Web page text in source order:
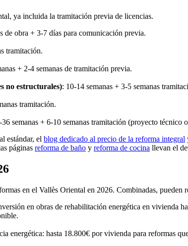
ya incluida la tramitación previa de licencias.
de obra + 3-7 días para comunicación previa.
tramitación.
+ 2-4 semanas de tramitación previa.
no estructurales): 10-14 semanas + 3-5 semanas
tramitación.
36 semanas + 6-10 semanas tramitación (proyecto técnico
estándar, el blog dedicado al precio de la reforma integral
páginas reforma de baño y reforma de cocina llevan el
en el Vallès Oriental en 2026. Combinadas,
en obras de rehabilitación energética en vivienda
energética: hasta 18.800€ por vivienda para reformas